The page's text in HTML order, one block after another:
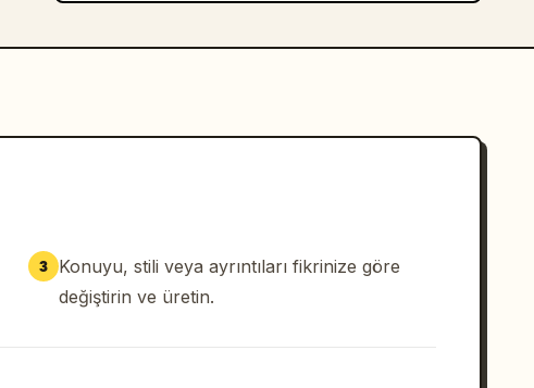
3
Konuyu, stili veya ayrıntıları fikrinize göre
değiştirin ve üretin.